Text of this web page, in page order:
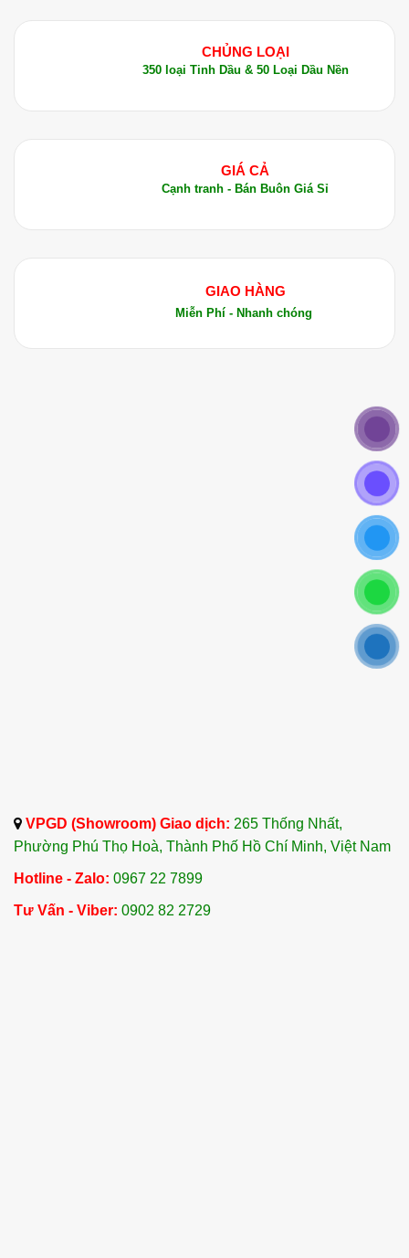
CHỦNG LOẠI
350 loại Tinh Dầu & 50 Loại Dầu Nền
GIÁ CẢ
Cạnh tranh - Bán Buôn Giá Sỉ
GIAO HÀNG
Miễn Phí - Nhanh chóng
VPGD (Showroom) Giao dịch: 265 Thống Nhất,
Phường Phú Thọ Hoà, Thành Phố Hồ Chí Minh, Việt Nam
Hotline - Zalo: 0967 22 7899
Tư Vấn - Viber: 0902 82 2729